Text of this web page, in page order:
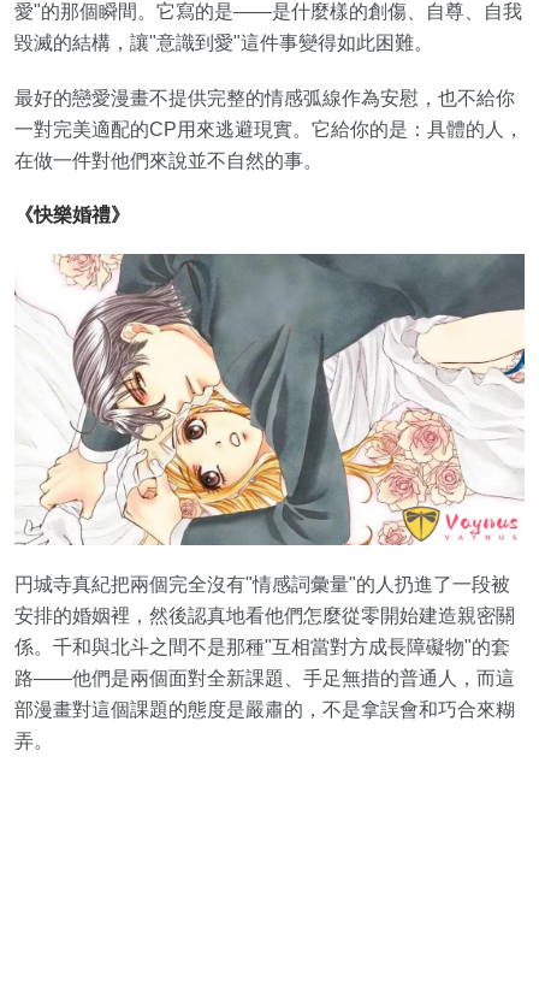
愛"的那個瞬間。它寫的是——是什麼樣的創傷、自尊、自我
毀滅的結構，讓"意識到愛"這件事變得如此困難。
最好的戀愛漫畫不提供完整的情感弧線作為安慰，也不給你
一對完美適配的CP用來逃避現實。它給你的是：具體的人，
在做一件對他們來說並不自然的事。
《快樂婚禮》
円城寺真紀把兩個完全沒有"情感詞彙量"的人扔進了一段被
安排的婚姻裡，然後認真地看他們怎麼從零開始建造親密關
係。千和與北斗之間不是那種"互相當對方成長障礙物"的套
路——他們是兩個面對全新課題、手足無措的普通人，而這
部漫畫對這個課題的態度是嚴肅的，不是拿誤會和巧合來糊
弄。